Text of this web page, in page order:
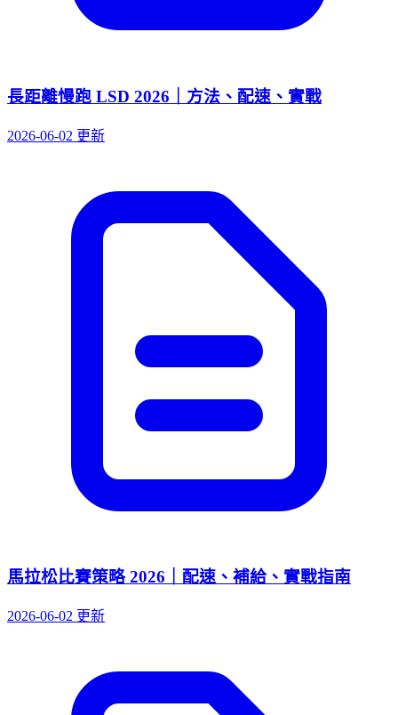
長距離慢跑 LSD 2026｜方法、配速、實戰
2026-06-02 更新
馬拉松比賽策略 2026｜配速、補給、實戰指南
2026-06-02 更新